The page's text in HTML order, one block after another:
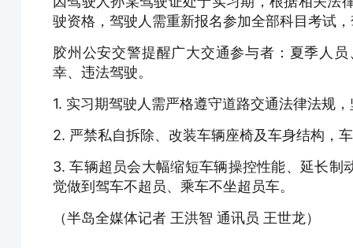
驶资格，驾驶人需重新报名参加全部科目考试
胶州公安交警提醒广大交通参与者：夏季人
幸、违法驾驶。
1. 实习期驾驶人需严格遵守道路交通法律法规
2. 严禁私自拆除、改装车辆座椅及车身结构，
3. 车辆超员会大幅缩短车辆操控性能、延长
觉做到驾车不超员、乘车不坐超员车。
（半岛全媒体记者 王洪智 通讯员 王世龙）